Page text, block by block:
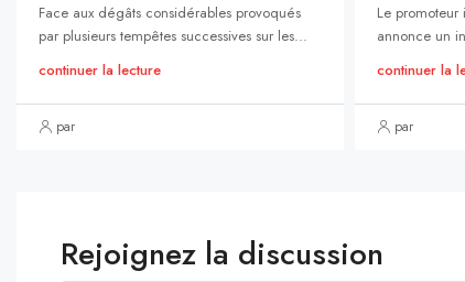
Face aux dégâts considérables provoqués
par plusieurs tempêtes successives sur les...
continuer la lecture
par
Le
annonce un
continuer la
par
Rejoignez la discussion